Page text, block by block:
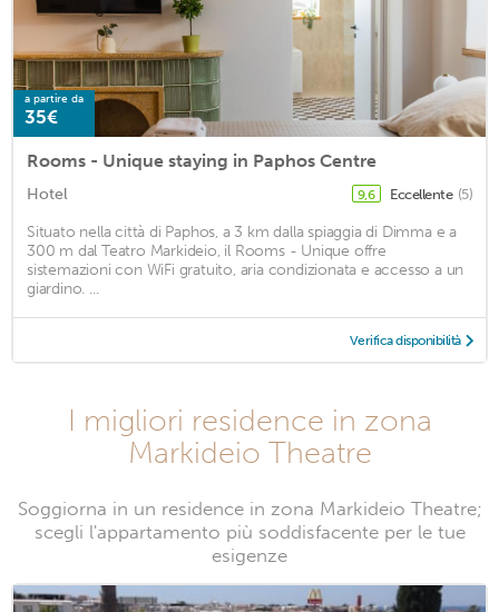
a partire da
35€
Rooms - Unique staying in Paphos Centre
Hotel 9,6 Eccellente (5)
Situato nella città di Paphos, a 3 km dalla spiaggia di Dimma e a
300 m dal Teatro Markideio, il Rooms - Unique offre
sistemazioni con WiFi gratuito, aria condizionata e accesso a un
giardino. ...
Verifica disponibilità
I migliori residence in zona
Markideio Theatre
Soggiorna in un residence in zona Markideio Theatre;
scegli l'appartamento più soddisfacente per le tue
esigenze